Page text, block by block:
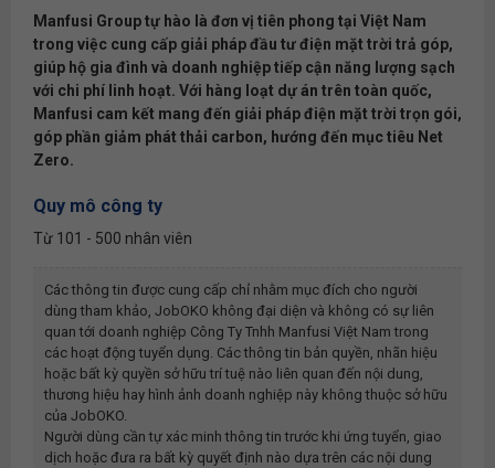
Manfusi Group tự hào là đơn vị tiên phong tại Việt Nam
trong việc cung cấp giải pháp đầu tư điện mặt trời trả góp,
giúp hộ gia đình và doanh nghiệp tiếp cận năng lượng sạch
với chi phí linh hoạt. Với hàng loạt dự án trên toàn quốc,
Manfusi cam kết mang đến giải pháp điện mặt trời trọn gói,
góp phần giảm phát thải carbon, hướng đến mục tiêu Net
Zero.
Quy mô công ty
Từ 101 - 500 nhân viên
Các thông tin được cung cấp chỉ nhằm mục đích cho người
dùng tham khảo, JobOKO không đại diện và không có sự liên
quan tới doanh nghiệp Công Ty Tnhh Manfusi Việt Nam trong
các hoạt động tuyển dụng. Các thông tin bản quyền, nhãn hiệu
hoặc bất kỳ quyền sở hữu trí tuệ nào liên quan đến nội dung,
thương hiệu hay hình ảnh doanh nghiệp này không thuộc sở hữu
của JobOKO.
Người dùng cần tự xác minh thông tin trước khi ứng tuyển, giao
dịch hoặc đưa ra bất kỳ quyết định nào dựa trên các nội dung